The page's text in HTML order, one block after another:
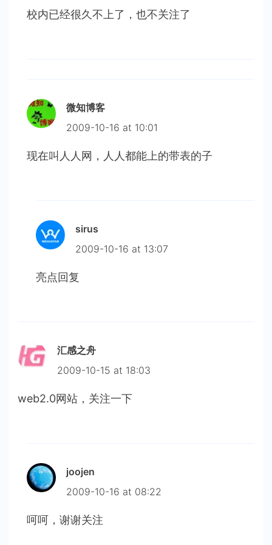
校内已经很久不上了，也不关注了
微知博客
2009-10-16 at 10:01
现在叫人人网，人人都能上的带表的子
sirus
2009-10-16 at 13:07
亮点回复
汇感之舟
2009-10-15 at 18:03
web2.0网站，关注一下
joojen
2009-10-16 at 08:22
呵呵，谢谢关注